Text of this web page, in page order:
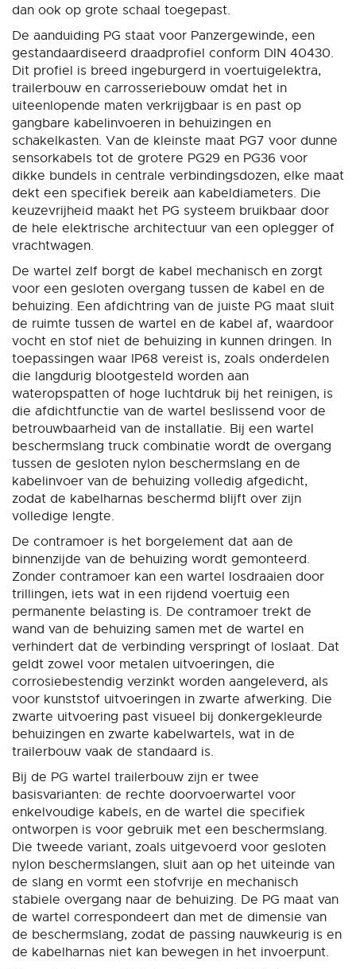
dan ook op grote schaal toegepast.
De aanduiding PG staat voor Panzergewinde, een
gestandaardiseerd draadprofiel conform DIN 40430.
Dit profiel is breed ingeburgerd in voertuigelektra,
trailerbouw en carrosseriebouw omdat het in
uiteenlopende maten verkrijgbaar is en past op
gangbare kabelinvoeren in behuizingen en
schakelkasten. Van de kleinste maat PG7 voor dunne
sensorkabels tot de grotere PG29 en PG36 voor
dikke bundels in centrale verbindingsdozen, elke maat
dekt een specifiek bereik aan kabeldiameters. Die
keuzevrijheid maakt het PG systeem bruikbaar door
de hele elektrische architectuur van een oplegger of
vrachtwagen.
De wartel zelf borgt de kabel mechanisch en zorgt
voor een gesloten overgang tussen de kabel en de
behuizing. Een afdichtring van de juiste PG maat sluit
de ruimte tussen de wartel en de kabel af, waardoor
vocht en stof niet de behuizing in kunnen dringen. In
toepassingen waar IP68 vereist is, zoals onderdelen
die langdurig blootgesteld worden aan
wateropspatten of hoge luchtdruk bij het reinigen, is
die afdichtfunctie van de wartel beslissend voor de
betrouwbaarheid van de installatie. Bij een wartel
beschermslang truck combinatie wordt de overgang
tussen de gesloten nylon beschermslang en de
kabelinvoer van de behuizing volledig afgedicht,
zodat de kabelharnas beschermd blijft over zijn
volledige lengte.
De contramoer is het borgelement dat aan de
binnenzijde van de behuizing wordt gemonteerd.
Zonder contramoer kan een wartel losdraaien door
trillingen, iets wat in een rijdend voertuig een
permanente belasting is. De contramoer trekt de
wand van de behuizing samen met de wartel en
verhindert dat de verbinding verspringt of loslaat. Dat
geldt zowel voor metalen uitvoeringen, die
corrosiebestendig verzinkt worden aangeleverd, als
voor kunststof uitvoeringen in zwarte afwerking. Die
zwarte uitvoering past visueel bij donkergekleurde
behuizingen en zwarte kabelwartels, wat in de
trailerbouw vaak de standaard is.
Bij de PG wartel trailerbouw zijn er twee
basisvarianten: de rechte doorvoerwartel voor
enkelvoudige kabels, en de wartel die specifiek
ontworpen is voor gebruik met een beschermslang.
Die tweede variant, zoals uitgevoerd voor gesloten
nylon beschermslangen, sluit aan op het uiteinde van
de slang en vormt een stofvrije en mechanisch
stabiele overgang naar de behuizing. De PG maat van
de wartel correspondeert dan met de dimensie van
de beschermslang, zodat de passing nauwkeurig is en
de kabelharnas niet kan bewegen in het invoerpunt.